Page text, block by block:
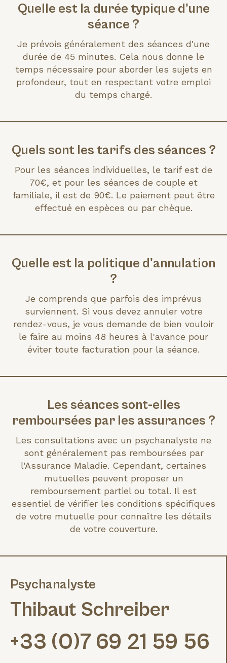
Quelle est la durée typique d'une
séance ?
Je prévois généralement des séances d'une
durée de 45 minutes. Cela nous donne le
temps nécessaire pour aborder les sujets en
profondeur, tout en respectant votre emploi
du temps chargé.
Quels sont les tarifs des séances ?
Pour les séances individuelles, le tarif est de
70€, et pour les séances de couple et
familiale, il est de 90€. Le paiement peut être
effectué en espèces ou par chèque.
Quelle est la politique d'annulation
?
Je comprends que parfois des imprévus
surviennent. Si vous devez annuler votre
rendez-vous, je vous demande de bien vouloir
le faire au moins 48 heures à l'avance pour
éviter toute facturation pour la séance.
Les séances sont-elles
remboursées par les assurances ?
Les consultations avec un psychanalyste ne
sont généralement pas remboursées par
l'Assurance Maladie. Cependant, certaines
mutuelles peuvent proposer un
remboursement partiel ou total. Il est
essentiel de vérifier les conditions spécifiques
de votre mutuelle pour connaître les détails
de votre couverture.
Psychanalyste
Thibaut Schreiber
+33 (0)7 69 21 59 56